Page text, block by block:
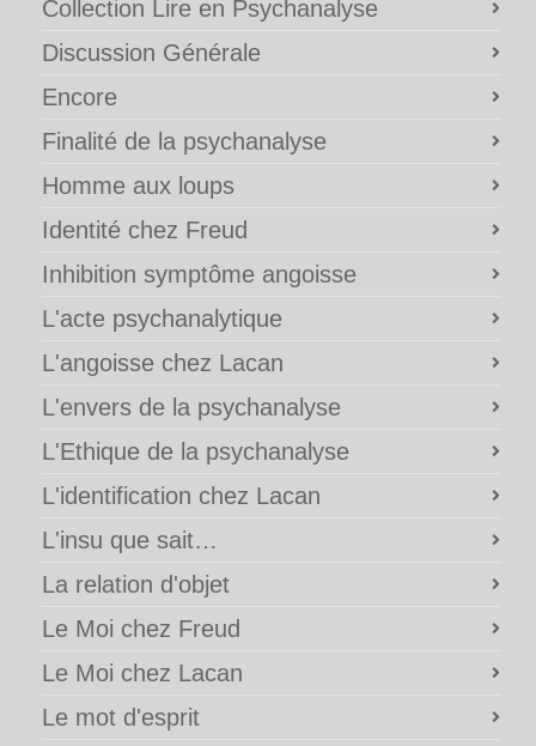
Collection Lire en Psychanalyse
Discussion Générale
Encore
Finalité de la psychanalyse
Homme aux loups
Identité chez Freud
Inhibition symptôme angoisse
L'acte psychanalytique
L'angoisse chez Lacan
L'envers de la psychanalyse
L'Ethique de la psychanalyse
L'identification chez Lacan
L'insu que sait…
La relation d'objet
Le Moi chez Freud
Le Moi chez Lacan
Le mot d'esprit